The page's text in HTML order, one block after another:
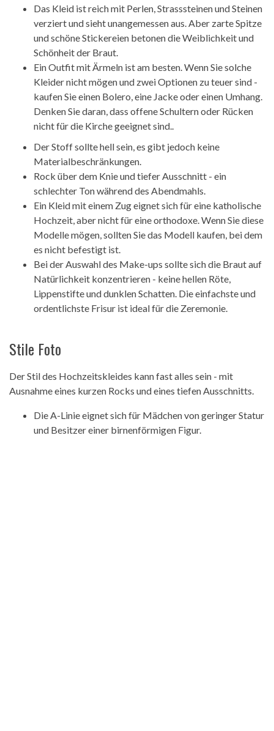
Das Kleid ist reich mit Perlen, Strasssteinen und Steinen
verziert und sieht unangemessen aus. Aber zarte Spitze
und schöne Stickereien betonen die Weiblichkeit und
Schönheit der Braut.
Ein Outfit mit Ärmeln ist am besten. Wenn Sie solche
Kleider nicht mögen und zwei Optionen zu teuer sind -
kaufen Sie einen Bolero, eine Jacke oder einen Umhang.
Denken Sie daran, dass offene Schultern oder Rücken
nicht für die Kirche geeignet sind..
Der Stoff sollte hell sein, es gibt jedoch keine
Materialbeschränkungen.
Rock über dem Knie und tiefer Ausschnitt - ein
schlechter Ton während des Abendmahls.
Ein Kleid mit einem Zug eignet sich für eine katholische
Hochzeit, aber nicht für eine orthodoxe. Wenn Sie diese
Modelle mögen, sollten Sie das Modell kaufen, bei dem
es nicht befestigt ist.
Bei der Auswahl des Make-ups sollte sich die Braut auf
Natürlichkeit konzentrieren - keine hellen Röte,
Lippenstifte und dunklen Schatten. Die einfachste und
ordentlichste Frisur ist ideal für die Zeremonie.
Stile Foto
Der Stil des Hochzeitskleides kann fast alles sein - mit
Ausnahme eines kurzen Rocks und eines tiefen Ausschnitts.
Die A-Linie eignet sich für Mädchen von geringer Statur
und Besitzer einer birnenförmigen Figur.